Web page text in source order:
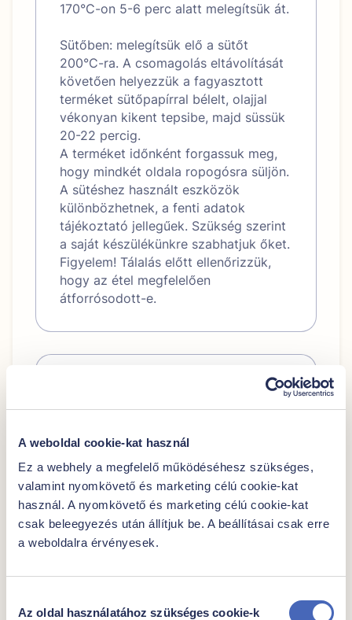
A weboldal cookie-kat használ
Ez a webhely a megfelelő működéséhesz szükséges,
valamint nyomkövető és marketing célú cookie-kat
használ. A nyomkövető és marketing célú cookie-kat
csak beleegyezés után állítjuk be. A beállításai csak erre
a weboldalra érvényesek.
kiválasztása
Az oldal használatához szükséges cookie-k
170°C-on 5-6 perc alatt melegítsük át.
Sütőben: melegítsük elő a sütőt
200°C-ra. A csomagolás eltávolítását
követően helyezzük a fagyasztott
terméket sütőpapírral bélelt, olajjal
vékonyan kikent tepsibe, majd süssük
20-22 percig.
A terméket időnként forgassuk meg,
hogy mindkét oldala ropogósra süljön.
A sütéshez használt eszközök
különbözhetnek, a fenti adatok
tájékoztató jellegűek. Szükség szerint
a saját készülékünkre szabhatjuk őket.
Figyelem! Tálalás előtt ellenőrizzük,
hogy az étel megfelelően
átforrósodott-e.
861 kJ / 206
Zsír
-amelyből telített
zsírsavak
2,2 g
Szénhidrát
17 g
-amelyből cukrok
0,7 g
Fehérje